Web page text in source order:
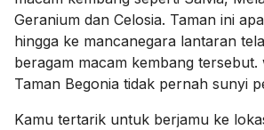
Geranium dan Celosia. Taman ini
hingga ke mancanegara lantaran
beragam macam kembang tersebut.
Taman Begonia tidak pernah sunyi
Kamu tertarik untuk berjamu ke